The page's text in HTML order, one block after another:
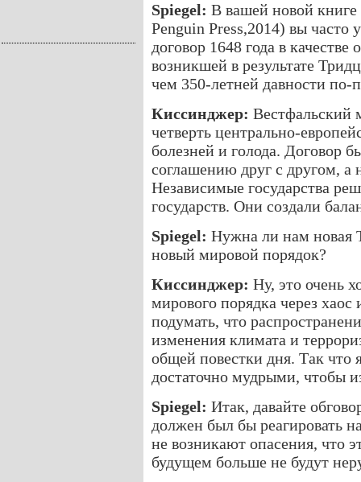
Spiegel: В вашей новой
Penguin Press,2014) вы часто
договор 1648 года в
возникшей в результате
чем 350-летней давности по-
Киссинджер: Вестфальский
четверть центрально-
болезней и голода. Договор
соглашению друг с другом, а
Независимые государства
государств. Они создали
Spiegel: Нужна ли нам новая
новый мировой порядок?
Киссинджер: Ну, это очень
мирового порядка через
подумать, что
изменения климата и
общей повестки дня. Так
достаточно мудрыми, чтобы
Spiegel: Итак, давайте
должен был бы реагировать
не возникают опасения, что
будущем больше не будут